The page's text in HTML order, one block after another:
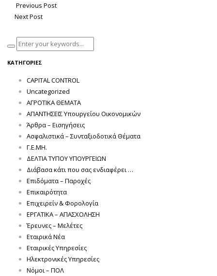
Previous Post
Next Post
ΚΑΤΗΓΟΡΊΕΣ
CAPITAL CONTROL
Uncategorized
ΑΓΡΟΤΙΚΑ ΘΕΜΑΤΑ
ΑΠΑΝΤΗΣΕΙΣ Υπουργείου Οικονομικών
Άρθρα – Εισηγήσεις
Ασφαλιστικά – Συνταξιοδοτικά Θέματα
Γ.Ε.ΜΗ.
ΔΕΛΤΙΑ ΤΥΠΟΥ ΥΠΟΥΡΓΕΙΩΝ
Διάβασα κάτι που σας ενδιαφέρει …
Επιδόματα – Παροχές
Επικαιρότητα
Επιχειρείν & Φορολογία
ΕΡΓΑΤΙΚΑ – ΑΠΑΣΧΟΛΗΣΗ
Έρευνες – Μελέτες
Εταιρικά Νέα
Εταιρικές Υπηρεσίες
Ηλεκτρονικές Υπηρεσίες
Νόμοι – ΠΟΛ